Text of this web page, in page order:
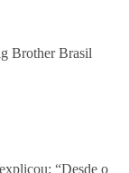
Brother Brasil
“Desde o